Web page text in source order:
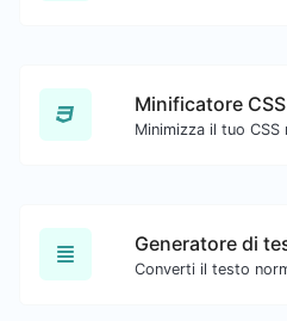
Minificatore CSS